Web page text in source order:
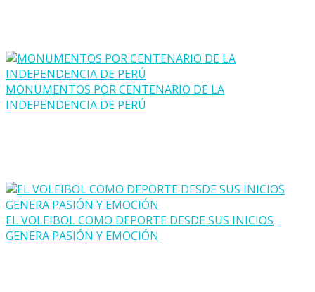
MONUMENTOS POR CENTENARIO DE LA
INDEPENDENCIA DE PERÚ
EL VOLEIBOL COMO DEPORTE DESDE SUS INICIOS
GENERA PASIÓN Y EMOCIÓN